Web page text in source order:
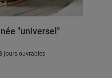
"universel"
jours ouvrables